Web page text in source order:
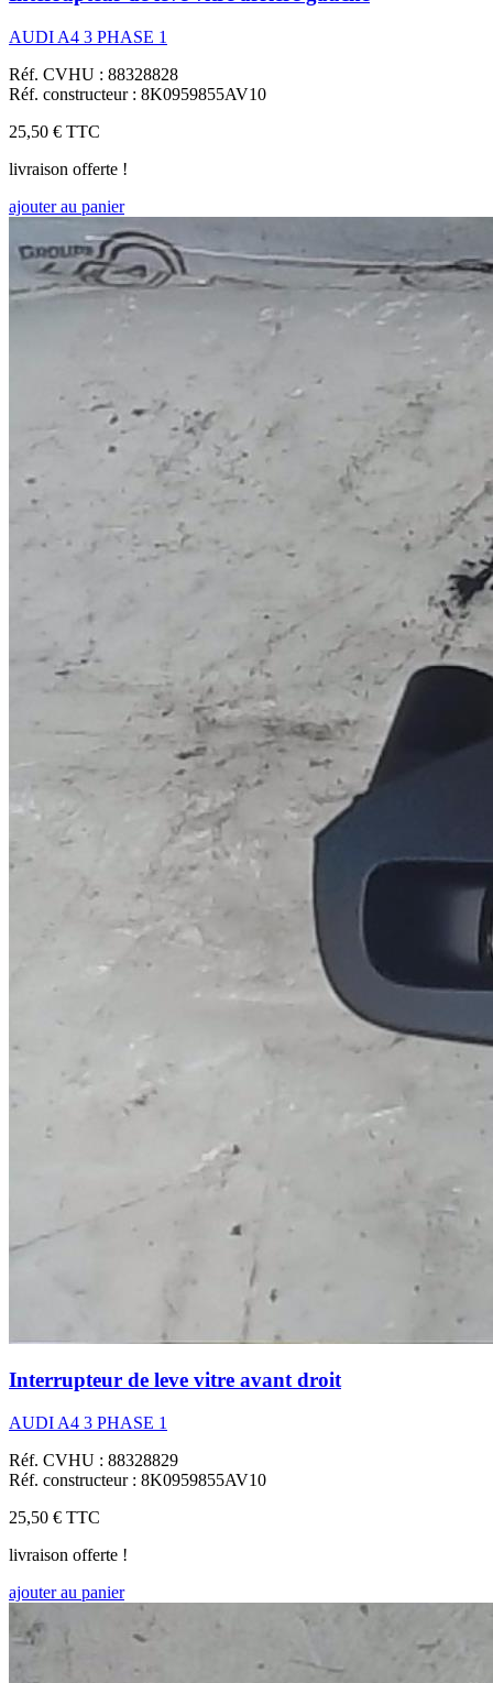
AUDI A4 3 PHASE 1
Réf. CVHU : 88328828
Réf. constructeur : 8K0959855AV10
25,50 € TTC
livraison offerte !
ajouter au panier
Interrupteur de leve vitre avant droit
AUDI A4 3 PHASE 1
Réf. CVHU : 88328829
Réf. constructeur : 8K0959855AV10
25,50 € TTC
livraison offerte !
ajouter au panier